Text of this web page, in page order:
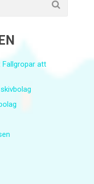
Fallgropar att